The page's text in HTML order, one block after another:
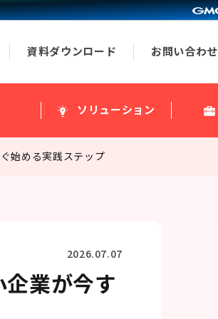
資料ダウンロード お問い合わせ
ソリューション
始める実践ステップ
2026.07.07
企業が今す